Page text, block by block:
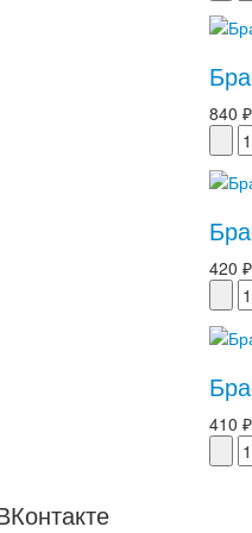
840 ₽
420 ₽
410 ₽